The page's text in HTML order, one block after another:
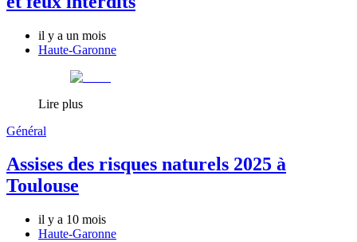
il y a un mois
Haute-Garonne
Lire plus
Général
Assises des risques naturels 2025 à
Toulouse
il y a 10 mois
Haute-Garonne